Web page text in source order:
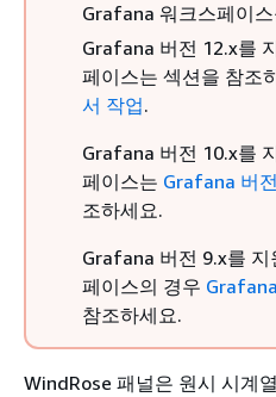
Grafana 워크스페이
Grafana 버전 12.x를
페이스는 섹션을 참조
서 작업.
Grafana 버전 10.x를
페이스는 Grafana 버
조하세요.
Grafana 버전 9.x를
페이스의 경우
참조하세요.
WindRose 패널은 원시 시계